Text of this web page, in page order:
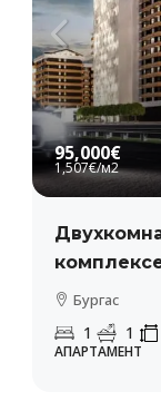
95,000€
1,507€/м2
Бургас
1 1
АПАРТАМЕНТ